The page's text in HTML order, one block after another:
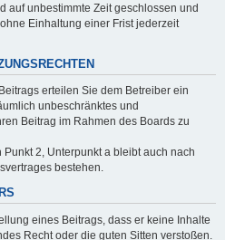
auf unbestimmte Zeit geschlossen und
Einhaltung einer Frist jederzeit
erteilen Sie dem Betreiber ein
unbeschränktes und
Beitrag im Rahmen des Boards zu
Punkt 2, Unterpunkt a bleibt auch nach
bestehen.
eines Beitrags, dass er keine Inhalte
Recht oder die guten Sitten verstoßen.